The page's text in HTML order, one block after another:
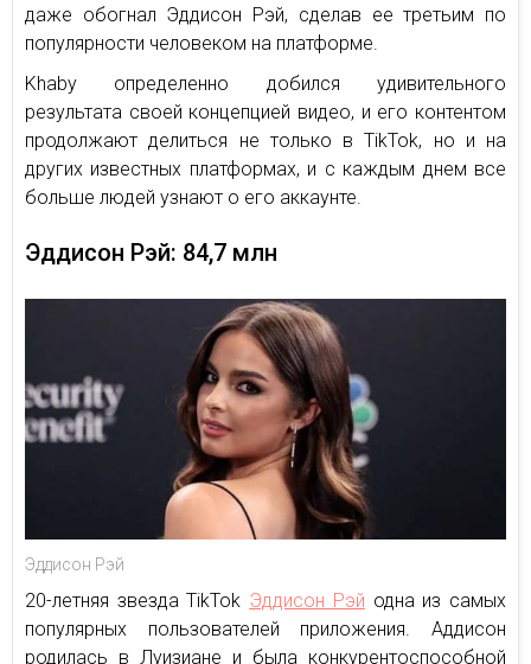
даже обогнал Эддисон Рэй, сделав ее третьим по
популярности человеком на платформе.
Khaby определенно добился удивительного
результата своей концепцией видео, и его контентом
продолжают делиться не только в TikTok, но и на
других известных платформах, и с каждым днем все
больше людей узнают о его аккаунте.
Эддисон Рэй: 84,7 млн
Эддисон Рэй
20-летняя звезда TikTok Эддисон Рэй одна из самых
популярных пользователей приложения. Аддисон
родилась в Луизиане и была конкурентоспособной